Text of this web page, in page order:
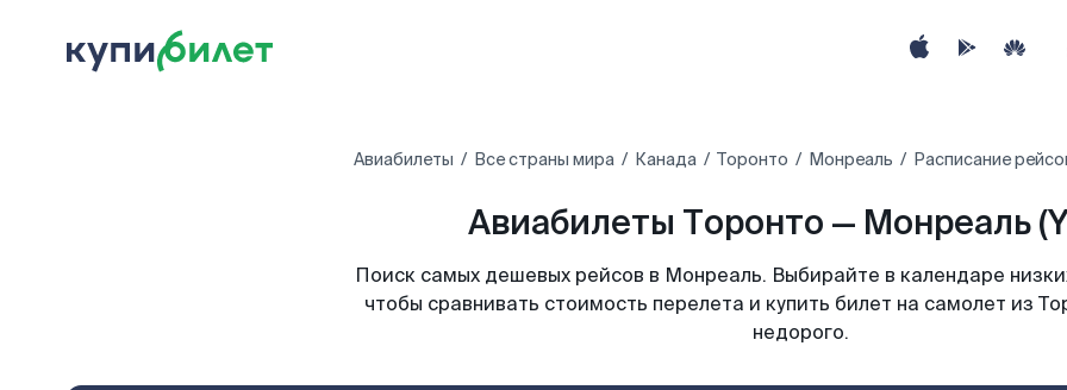
Авиабилеты Все страны мира Канада Торонто Монреаль Расписание
Авиабилеты Торонто — Монреаль
Поиск самых дешевых рейсов в Монреаль. Выбирайте в календаре
чтобы сравнивать стоимость перелета и купить билет на самолет из
недорого.